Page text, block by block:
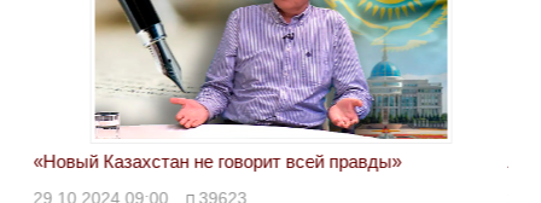
«Новый Казахстан не говорит всей правды»
29.10.2024 09:00 39623